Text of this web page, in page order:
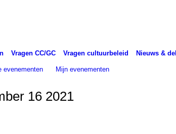
Vragen CC/GC Vragen cultuurbeleid Nieuws &
evenementen Mijn evenementen
16 2021